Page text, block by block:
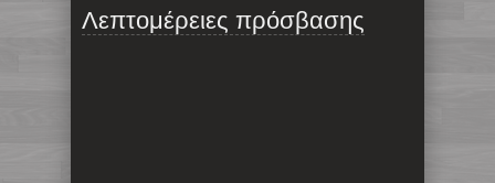
Λεπτομέρειες πρόσβασης